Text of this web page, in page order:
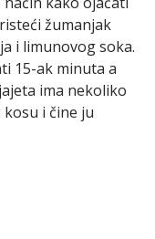
žumanjak
i limunovog soka.
15-ak minuta a
ima nekoliko
i čine ju